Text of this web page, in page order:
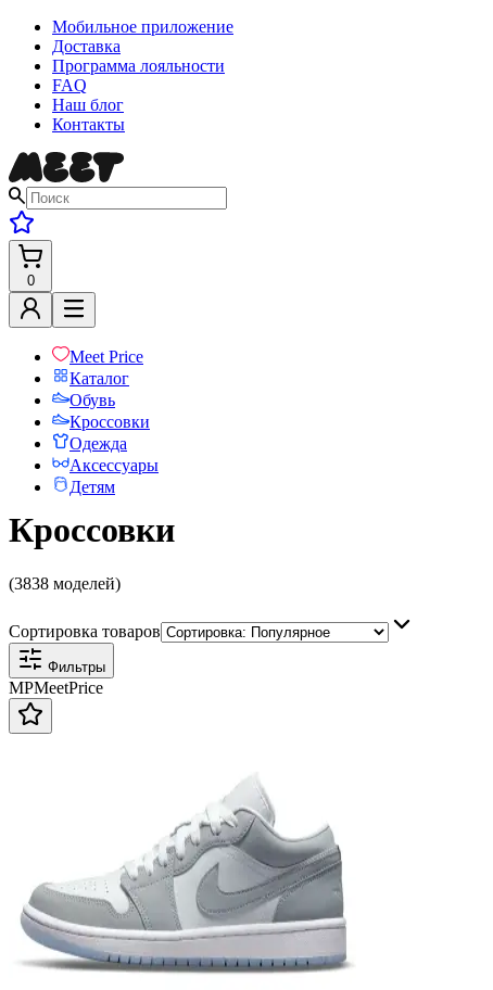
Мобильное приложение
Доставка
Программа лояльности
FAQ
Наш блог
Контакты
0
Meet Price
Каталог
Обувь
Кроссовки
Одежда
Аксессуары
Детям
Кроссовки
(3838 моделей)
Сортировка товаров
Фильтры
MPMeetPrice